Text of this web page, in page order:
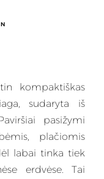
kompaktiškas
sudaryta iš
pasižymi
plačiomis
labai tinka tiek
erdvėse. Tai